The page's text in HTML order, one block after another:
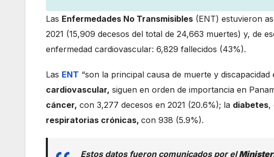
Las Enfermedades No Transmisibles (ENT) estuvieron
2021 (15,909 decesos del total de 24,663 muertes) y, de
enfermedad cardiovascular: 6,829 fallecidos (43%).
Las ENT “son la principal causa de muerte y discapacidad
cardiovascular, siguen en orden de importancia en
cáncer, con 3,277 decesos en 2021 (20.6%); la diabetes,
respiratorias crónicas, con 938 (5.9%).
Estos datos fueron comunicados por el